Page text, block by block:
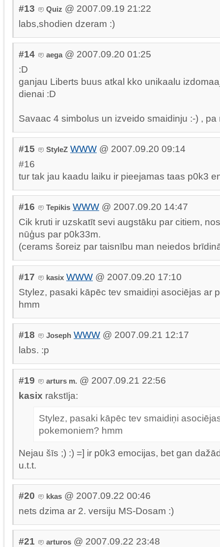
#13 Quiz @ 2007.09.19 21:22
labs,shodien dzeram :)
#14 aega @ 2007.09.20 01:25
:D
ganjau Liberts buus atkal kko unikaalu
dienai :D
Savaac 4 simbolus un izveido smaidinju :-) ,
#15 StyleZ WWW @ 2007.09.20 09:14
#16
tur tak jau kaadu laiku ir pieejamas taas p0k3
#16 Tepikis WWW @ 2007.09.20 14:47
Cik kruti ir uzskatīt sevi augstāku par citiem,
nūģus par p0k33m.
(cerams šoreiz par taisnību man neiedos
#17 kasix WWW @ 2007.09.20 17:10
Stylez, pasaki kāpēc tev smaidiņi asociējas ar
hmm
#18 Joseph WWW @ 2007.09.21 12:17
labs. :p
#19 arturs m. @ 2007.09.21 22:56
kasix rakstīja:
Stylez, pasaki kāpēc tev smaidiņi
pokemoniem? hmm
Nejau šīs ;) :) =] ir p0k3 emocijas, bet gan
u.t.t.
#20 kkas @ 2007.09.22 00:46
nets dzima ar 2. versiju MS-Dosam :)
#21 arturos @ 2007.09.22 23:48